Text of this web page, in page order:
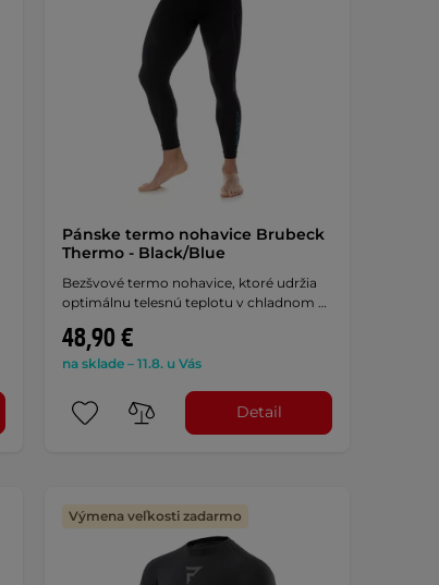
Pánske termo nohavice Brubeck
Thermo - Black/Blue
Bezšvové termo nohavice, ktoré udržia
optimálnu telesnú teplotu v chladnom …
48,90 €
na sklade – 11.8. u Vás
Detail
Výmena veľkosti zadarmo